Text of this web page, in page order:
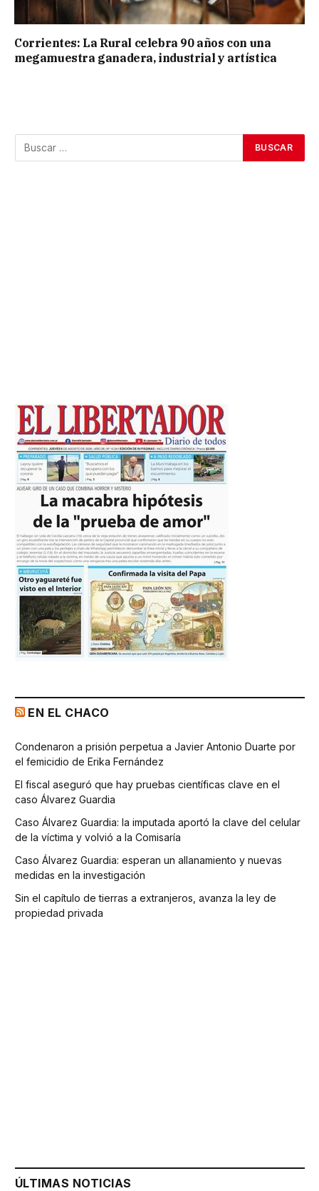
Corrientes: La Rural celebra 90 años con una
megamuestra ganadera, industrial y artística
EN EL CHACO
Condenaron a prisión perpetua a Javier Antonio Duarte por
el femicidio de Erika Fernández
El fiscal aseguró que hay pruebas científicas clave en el
caso Álvarez Guardia
Caso Álvarez Guardia: la imputada aportó la clave del celular
de la víctima y volvió a la Comisaría
Caso Álvarez Guardia: esperan un allanamiento y nuevas
medidas en la investigación
Sin el capítulo de tierras a extranjeros, avanza la ley de
propiedad privada
ÚLTIMAS NOTICIAS